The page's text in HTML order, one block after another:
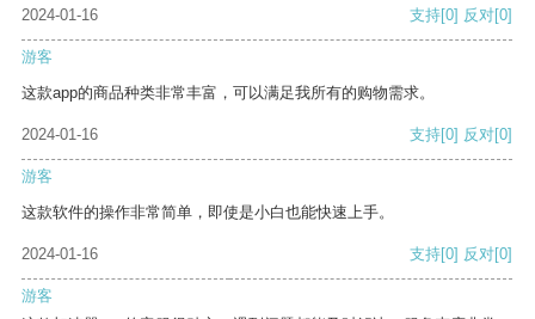
2024-01-16
支持[0] 反对[0]
游客
这款app的商品种类非常丰富，可以满足我所有的购物需求。
2024-01-16 支持[0] 反对[0]
游客
这款软件的操作非常简单，即使是小白也能快速上手。
2024-01-16 支持[0] 反对[0]
游客